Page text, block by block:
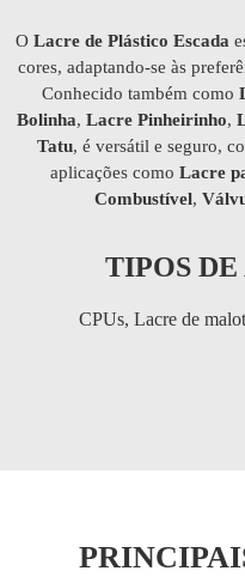
O Lacre de Plástico Escada
cores, adaptando-se às
Conhecido também como
Bolinha, Lacre Pinheirinho,
Tatu, é versátil e seguro,
aplicações como Lacre
Combustível,
TIPOS
CPUs, Lacre de